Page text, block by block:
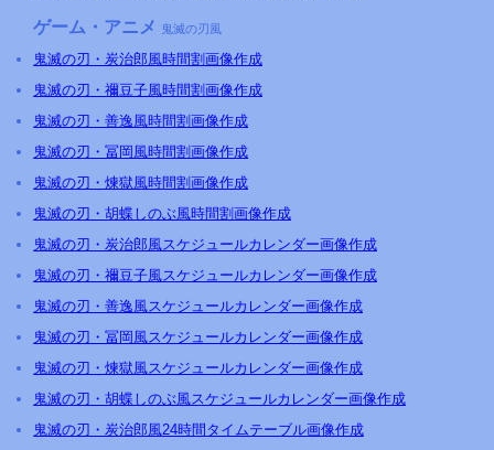
ゲーム・アニメ 鬼滅の刃風
鬼滅の刃・炭治郎風時間割画像作成
鬼滅の刃・禰豆子風時間割画像作成
鬼滅の刃・善逸風時間割画像作成
鬼滅の刃・冨岡風時間割画像作成
鬼滅の刃・煉獄風時間割画像作成
鬼滅の刃・胡蝶しのぶ風時間割画像作成
鬼滅の刃・炭治郎風スケジュールカレンダー画像作成
鬼滅の刃・禰豆子風スケジュールカレンダー画像作成
鬼滅の刃・善逸風スケジュールカレンダー画像作成
鬼滅の刃・冨岡風スケジュールカレンダー画像作成
鬼滅の刃・煉獄風スケジュールカレンダー画像作成
鬼滅の刃・胡蝶しのぶ風スケジュールカレンダー画像作成
鬼滅の刃・炭治郎風24時間タイムテーブル画像作成